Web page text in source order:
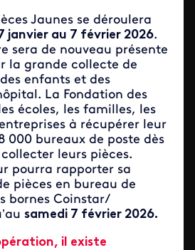
Jaunes se déroulera
janvier au 7 février 2026.
sera de nouveau présente
la grande collecte de
enfants et des
La Fondation des
écoles, les familles, les
à récupérer leur
000 bureaux de poste dès
leurs pièces.
pourra rapporter sa
pièces en bureau de
bornes Coinstar/
samedi 7 février 2026.
il existe